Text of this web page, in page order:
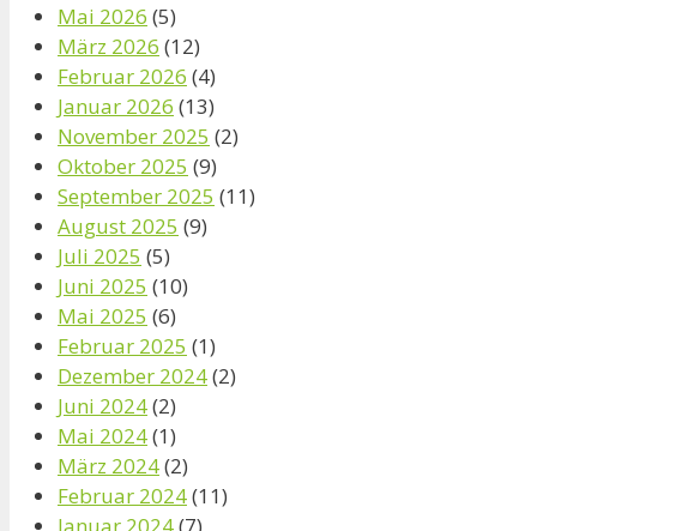
Mai 2026 (5)
März 2026 (12)
Februar 2026 (4)
Januar 2026 (13)
November 2025 (2)
Oktober 2025 (9)
September 2025 (11)
August 2025 (9)
Juli 2025 (5)
Juni 2025 (10)
Mai 2025 (6)
Februar 2025 (1)
Dezember 2024(2)
Juni 2024(2)
Mai 2024(1)
März 2024(2)
Februar 2024(11)